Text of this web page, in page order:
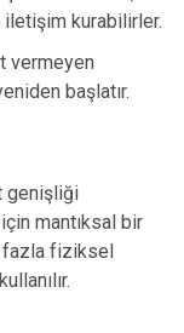
iletişim kurabilirler.
vermeyen
başlatır.
genişliği
mantıksal bir
fazla fiziksel